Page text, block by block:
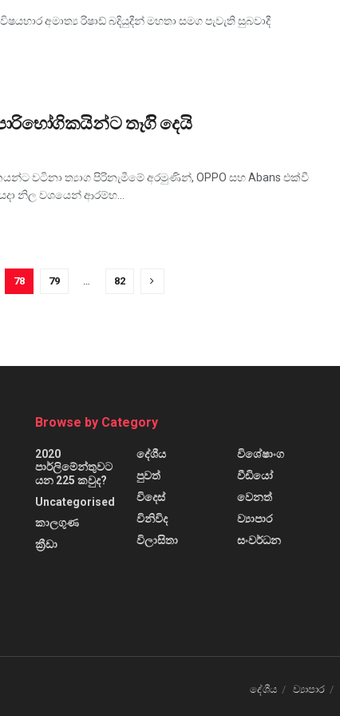
අමාත්‍ය රිෂාඩ් බදියුදීන් මහතා සමග පැවැති සුබවාදී
පාරිභෝගිකයින්ට තෑගිි දෙයි
වටිනා ත්‍යාග පිරිනැමීමේ අරමුණින්, OPPO සහ Abans එක්වී
නිල වශයෙන් ආරම්භ...
78 79 … 82
Browse by Category
2020
පාර්ලිමේන්තුවට
යන 225 කවුද?
Uncategorised
කාලගුණ
ක්‍රීඩා
දේශීය
පුවත්
විදෙස්
විනිවිද
විලාසිතා
විශේෂාංග
වීඩියෝ
වෙනත්
ව්‍යාපාර
සංවර්ධන
දේශීය ව්‍යාපාර